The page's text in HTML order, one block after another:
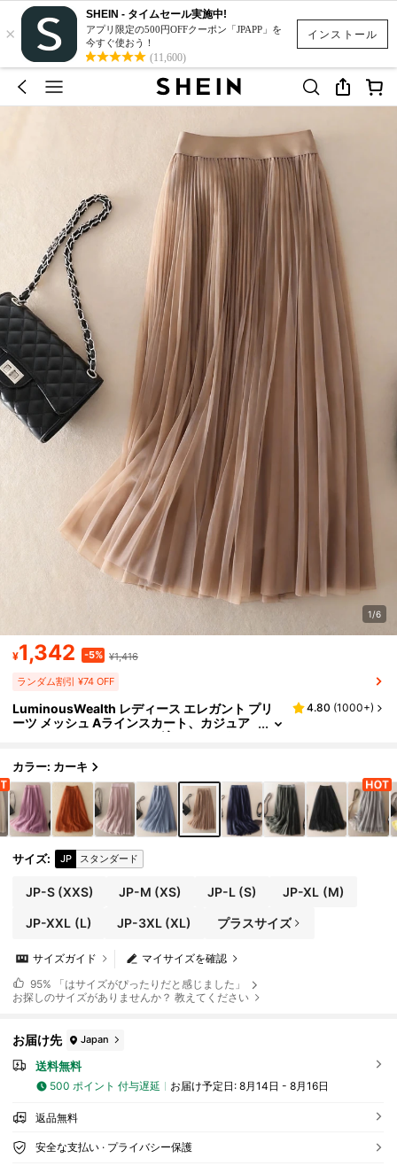
インストール
×
SHEIN - タイムセール実施中!
アプリ限定の500円OFFクーポン「JPAPP」を
今すぐ使おう！
(11,600)
1/6
¥1,342 -5% ¥1,416
ランダム割引 ¥74 OFF
LuminousWealth レディース エレガント プリ
ーツ メッシュ Aラインスカート、カジュア
ルまたはオフィスウェアに適しています、
ート、オールシーズン対応、新年、パーティ
ー、春、美学に最適
4.80 (1000+)
カラー: カーキ
サイズ: JP スタンダード
JP-S(XXS) JP-M (XS) JP-L(S) JP-XL (M)
JP-XXL (L) JP-3XL (XL) プラスサイズ
マイサイズを確認
サイズガイド
95% 「はサイズがぴったりだと感じました」
お探しのサイズがありませんか？ 教えてください
お届け先 Japan
送料無料
500 ポイント 付与遅延 お届け予定日: 8月14日 - 8月16日
返品無料
安全な支払い · プライバシー保護